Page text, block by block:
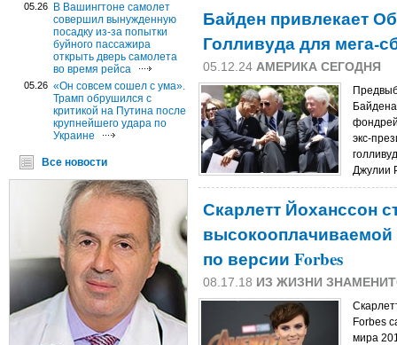
05.26
В Вашингтоне самолет
совершил вынужденную
посадку из-за попытки
буйного пассажира
открыть дверь самолета
во время рейса
05.26 «Он совсем сошел с ума».
Трамп обрушился с
критикой на Путина после
крупнейшего удара по
Украине
Все новости
Байден привлекает
Голливуда для мега-
05.12.24 АМЕРИКА СЕГОДНЯ
экс-
Джулии
Скарлетт Йоханссон
высокооплачиваемой
по версии Forbes
08.17.18 ИЗ ЖИЗНИ
Forbes
мира